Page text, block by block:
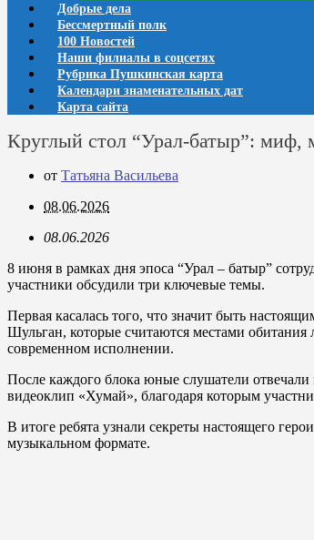
Добрые дела
Бессмертный полк
100 Новостей
Наши филиалы в соцсетях
Рубрика Пушкинская карта
Календари знаменательных дат
Карта сайта
Круглый стол “Урал-батыр”: миф,
от Татьяна Васильева
08.06.2026
08.06.2026
8 июня в рамках дня эпоса “Урал – батыр”
участники обсудили три ключевые темы.
Первая касалась того, что значит быть
Шульган, которые считаются местами обитания
современном исполнении.
После каждого блока юные слушатели отвечали
видеоклип «Хумай», благодаря которым
В итоге ребята узнали секреты настоящего
музыкальном формате.